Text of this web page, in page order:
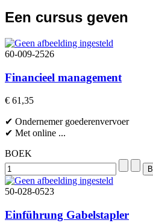
Een cursus geven
60-009-2526
Financieel management
€ 61,35
✔ Ondernemer goederenvervoer
✔ Met online ...
BOEK
50-028-0523
Einführung Gabelstapler